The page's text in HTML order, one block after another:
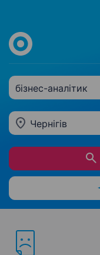
бізнес-аналітик
Чернігів